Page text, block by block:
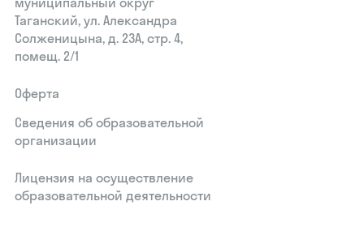
Таганский, ул. Александра
Солженицына, д. 23А, стр. 4,
помещ. 2/1
Оферта
Сведения об образовательной
организации
Лицензия на осуществление
образовательной деятельности